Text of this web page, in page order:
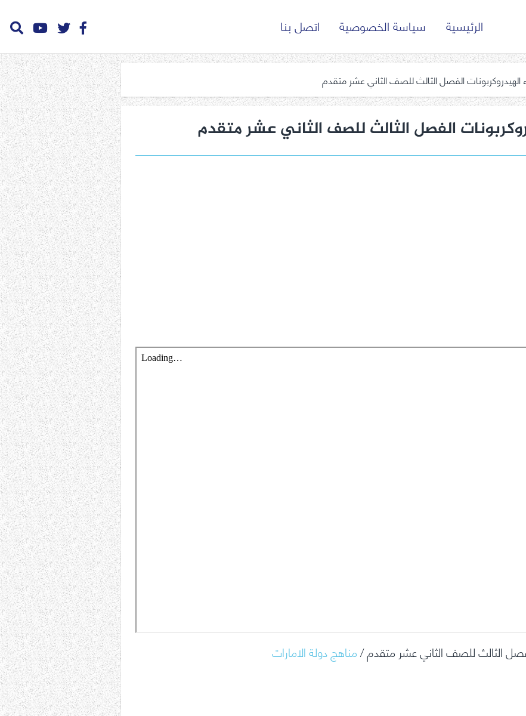
الرئيسية سياسة الخصوصية اتصل بنا
الفصل الثالث للصف الثاني عشر متقدم
الفصل الثالث للصف الثاني عشر متقدم
الثالث للصف الثاني عشر متقدم /مناهج دولة الامارات